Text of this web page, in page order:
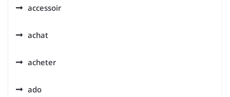
accessoir
achat
acheter
ado